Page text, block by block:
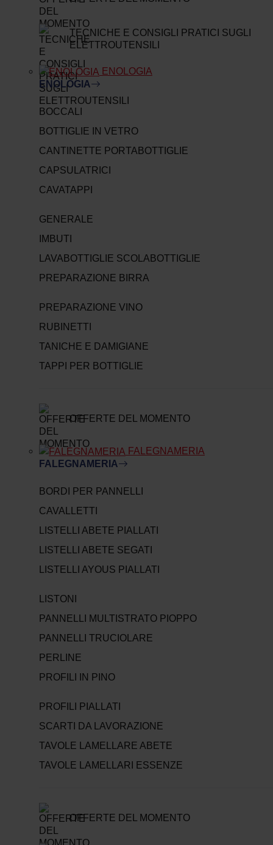
TECNICHE E CONSIGLI PRATICI SUGLI
ELETTROUTENSILI
ENOLOGIA
ENOLOGIA
BOCCALI
BOTTIGLIE IN VETRO
CANTINETTE PORTABOTTIGLIE
CAPSULATRICI
CAVATAPPI
GENERALE
IMBUTI
LAVABOTTIGLIE SCOLABOTTIGLIE
PREPARAZIONE BIRRA
PREPARAZIONE VINO
RUBINETTI
TANICHE E DAMIGIANE
TAPPI PER BOTTIGLIE
OFFERTE DEL MOMENTO
FALEGNAMERIA
FALEGNAMERIA
BORDI PER PANNELLI
CAVALLETTI
LISTELLI ABETE PIALLATI
LISTELLI ABETE SEGATI
LISTELLI AYOUS PIALLATI
LISTONI
PANNELLI MULTISTRATO PIOPPO
PANNELLI TRUCIOLARE
PERLINE
PROFILI IN PINO
PROFILI PIALLATI
SCARTI DA LAVORAZIONE
TAVOLE LAMELLARE ABETE
TAVOLE LAMELLARI ESSENZE
OFFERTE DEL MOMENTO